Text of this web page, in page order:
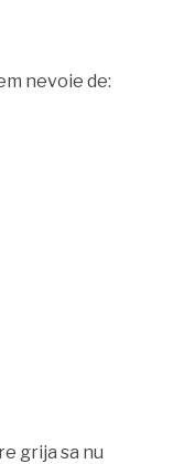
nevoie de:
grija sa nu